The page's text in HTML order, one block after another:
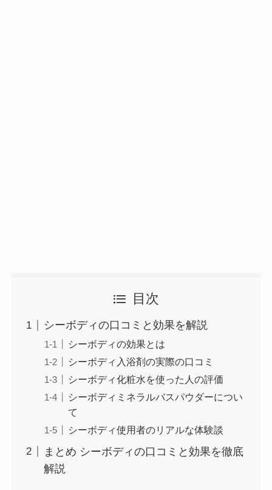
目次
シーボディの口コミと効果を解説
シーボディの効果とは
シーボディ入浴剤の実際の口コミ
シーボディ化粧水を使った人の評価
シーボディミネラルバスパウダーについ
て
シーボディ使用者のリアルな体験談
まとめ シーボディの口コミと効果を徹底
解説